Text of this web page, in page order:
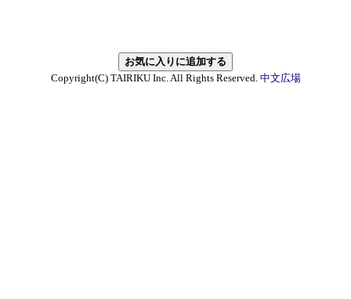
Copyright(C) TAIRIKU Inc. All Rights Reserved. 中文広場